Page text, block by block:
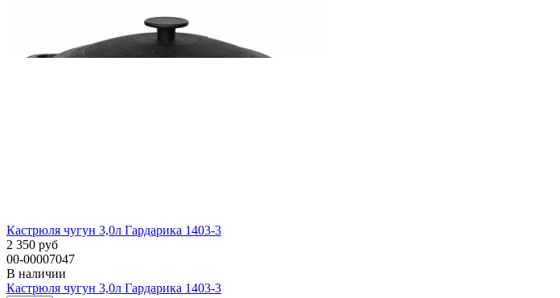
Кастрюля чугун 3,0л Гардарика 1403-3
2 350 руб
00-00007047
В наличии
Кастрюля чугун 3,0л Гардарика 1403-3